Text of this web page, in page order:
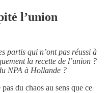
l’union
partis qui n’ont pas réussi à
la recette de l’union ?
NPA à Hollande ?
du chaos au sens que ce